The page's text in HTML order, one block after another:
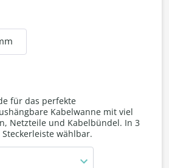
für das perfekte
Kabelwanne mit viel
Netzteile und Kabelbündel. In 3
wählbar.